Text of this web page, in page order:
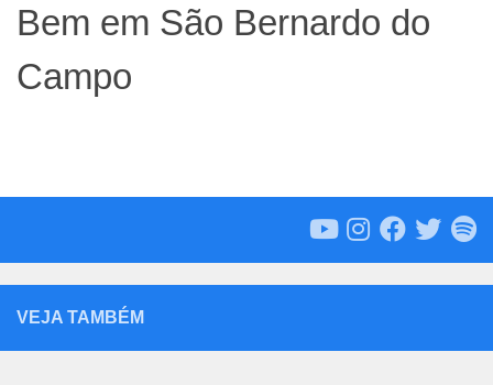
Bem em São Bernardo do
Campo
VEJA TAMBÉM